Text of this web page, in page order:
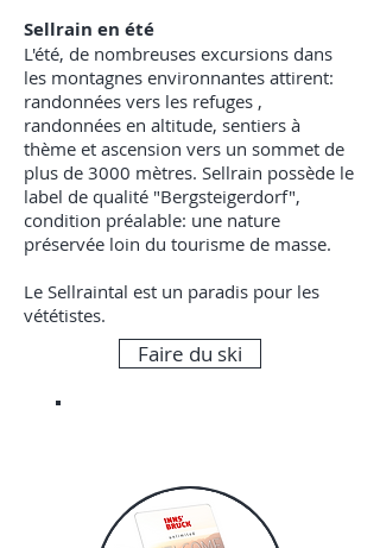
Sellrain en été
L'été, de nombreuses excursions dans
les montagnes environnantes attirent:
randonnées vers les refuges ,
randonnées en altitude, sentiers à
thème et ascension vers un sommet de
plus de 3000 mètres. Sellrain possède le
label de qualité "Bergsteigerdorf",
condition préalable: une nature
préservée loin du tourisme de masse.
Le Sellraintal est un paradis pour les
vététistes.
Faire du ski